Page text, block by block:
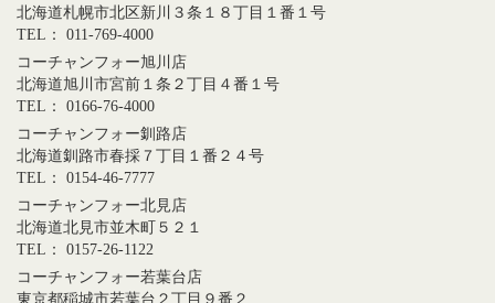
北海道札幌市北区新川３条１８丁目１番１号
TEL： 011-769-4000
コーチャンフォー旭川店
北海道旭川市宮前１条２丁目４番１号
TEL： 0166-76-4000
コーチャンフォー釧路店
北海道釧路市春採７丁目１番２４号
TEL： 0154-46-7777
コーチャンフォー北見店
北海道北見市並木町５２１
TEL： 0157-26-1122
コーチャンフォー若葉台店
東京都稲城市若葉台２丁目９番２